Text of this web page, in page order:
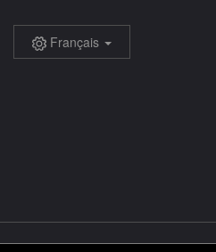
Français